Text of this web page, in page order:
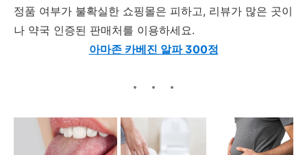
정품 여부가 불확실한 쇼핑몰은 피하고, 리뷰가 많은 곳이
나 약국 인증된 판매처를 이용하세요.
아마존 카베진 알파 300정